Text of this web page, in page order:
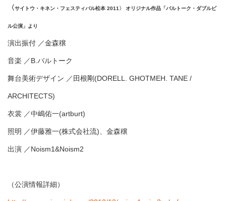
〈サイトウ・キネン・フェスティバル松本 2011〉 オリジナル作品「バルトーク・ダブルビ
ル公演」より
演出振付 ／金森穣
音楽 ／B.バルトーク
舞台美術デザイン ／田根剛(DORELL. GHOTMEH. TANE /
ARCHITECTS)
衣裳 ／中嶋佑一(artburt)
照明 ／伊藤雅一(株式会社流)、金森穣
出演 ／Noism1&Noism2
（公演情報詳細）